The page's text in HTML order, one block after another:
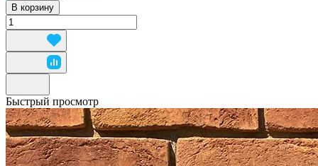
В корзину
Быстрый просмотр